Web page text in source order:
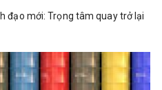
đạo mới: Trọng tâm quay trở lại